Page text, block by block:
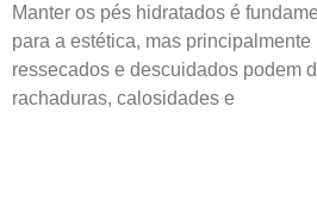
Manter os pés hidratados é
para a estética, mas
ressecados e descuidados podem
rachaduras, calosidades e